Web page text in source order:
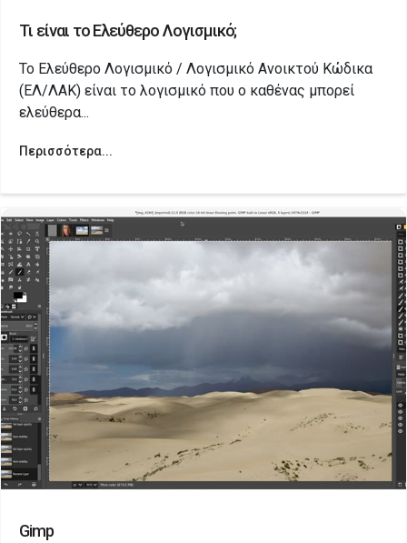
Τι είναι το Ελεύθερο Λογισμικό;
Το Ελεύθερο Λογισμικό / Λογισμικό Ανοικτού Κώδικα
(ΕΛ/ΛΑΚ) είναι το λογισμικό που ο καθένας μπορεί
ελεύθερα...
Περισσότερα...
Gimp